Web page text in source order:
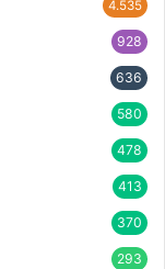
4.535
928
636
580
478
413
370
293